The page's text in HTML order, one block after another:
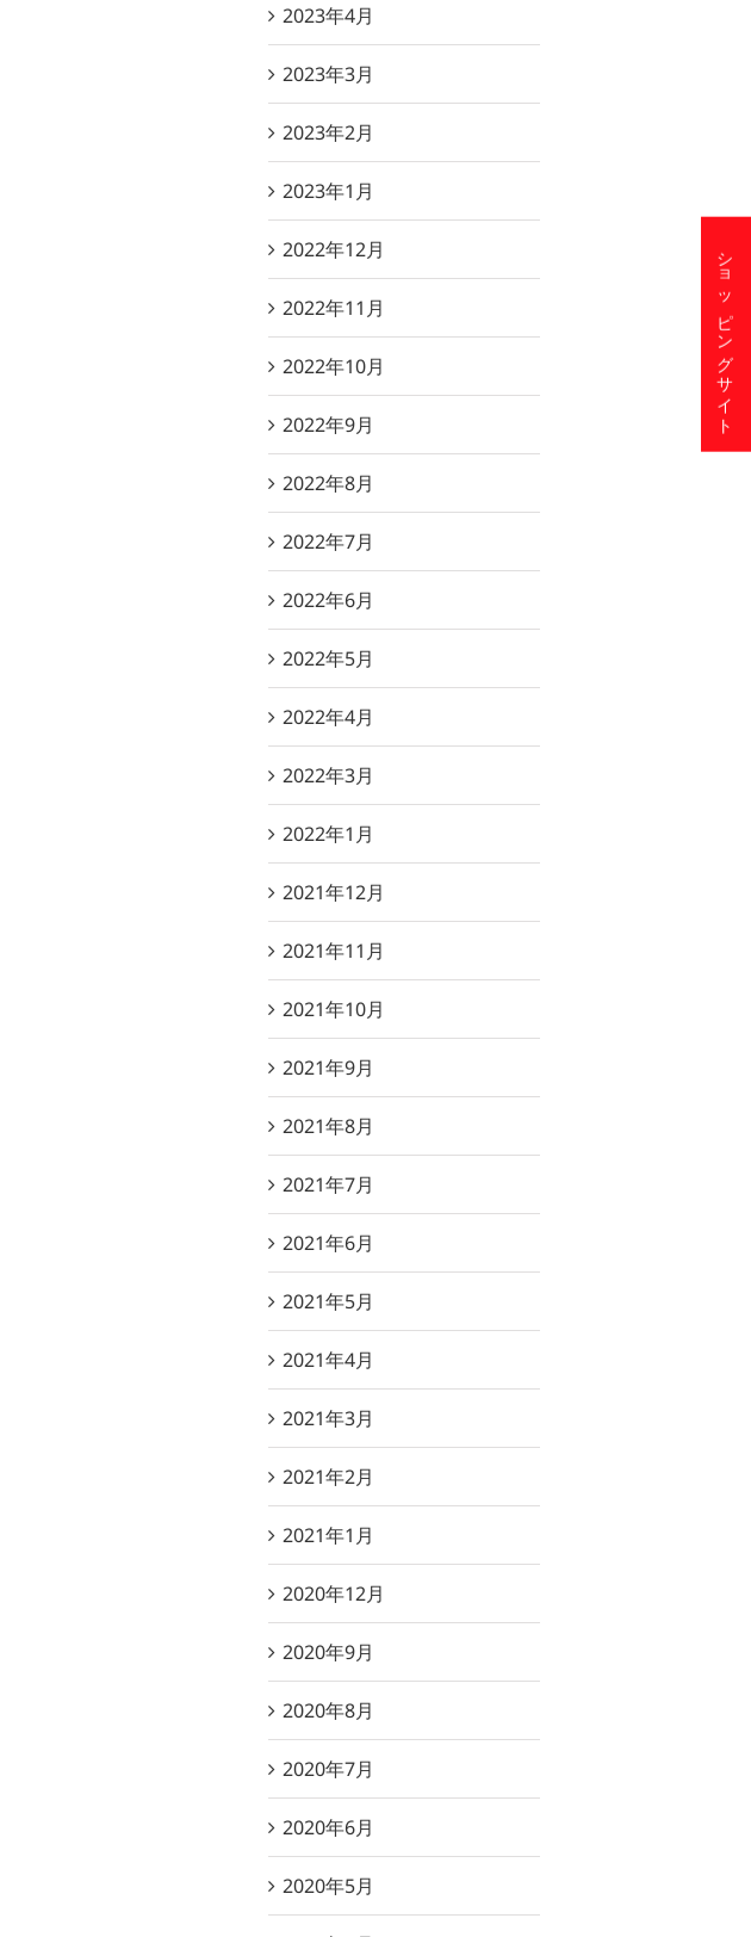
2023年4月
2023年3月
2023年2月
2023年1月
2022年12月
2022年11月
2022年10月
2022年9月
2022年8月
2022年7月
2022年6月
2022年5月
2022年4月
2022年3月
2022年1月
2021年12月
2021年11月
2021年10月
2021年9月
2021年8月
2021年7月
2021年6月
2021年5月
2021年4月
2021年3月
2021年2月
2021年1月
2020年12月
2020年9月
2020年8月
2020年7月
2020年6月
2020年5月
ショッピングサイト